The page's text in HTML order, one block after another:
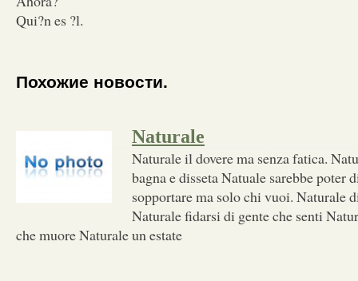
Qui?n es ?l.
Похожие новости.
Naturale
Naturale il dovere ma senza fatica.
bagna e disseta Natuale sarebbe poter
sopportare ma solo chi vuoi. Naturale
Naturale fidarsi di gente che senti
che muore Naturale un estate